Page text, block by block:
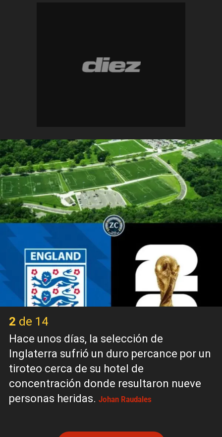
2 de 14
Hace unos días, la selección de
Inglaterra sufrió un duro percance por un
tiroteo cerca de su hotel de
concentración donde resultaron nueve
personas heridas. Johan Raudales